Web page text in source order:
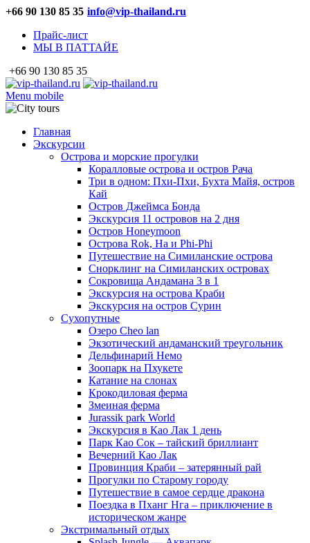
+66 90 130 85 35 info@vip-thailand.ru
Прайс-лист
МЫ В ПАТТАЙЕ
+66 90 130 85 35
Menu mobile
Главная
Экскурсии
Острова и морские прогулки
Коралловые острова и остров Рача
Три в одном: Пхи-Пхи, Бухта Майя, остров
Кай
Остров Джеймса Бонда
Экскурсия 11 островов на 2 дня
Остров Honeymoon
Острова Rok, Ha и Phi-Phi
Путешествие на Симиланские острова
Снорклинг на Симиланских островах
Сокровища Андамана 3 в 1
Экскурсия на острова Краби
Экскурсия на остров Сурин
Сухопутные
Озеро Cheo lan
Экзотический андаманский треугольник
Дельфинарий Немо
Зоопарк на Пхукете
Катание на слонах
Крокодиловая ферма
Змеиная ферма
Jurassik park World
Экскурсия в Као Лак 1 день
Парк Као Сок – тайский бриллиант
Вечерний Као Лак
Провинция Краби – затерянный рай
Прогулки по Старому городу
Путешествие в самое сердце дракона
Поездка в Пханг Нга – приключение в
историческом жанре
Экстримальный отдых